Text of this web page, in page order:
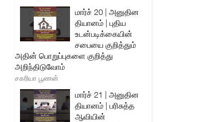
மார்ச் 20 | அனுதின
தியானம் | புதிய
உடன்படிக்கையின்
சபையை குறித்தும்
அதின் பொறுப்புகளை குறித்து
அறிந்திடுவோம்
சகரியா பூணன்
மார்ச் 21 | அனுதின
தியானம் | பரிசுத்த
ஆவியின்